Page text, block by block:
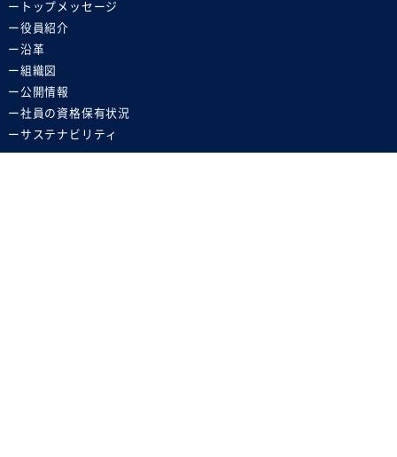
トップメッセージ
役員紹介
沿革
組織図
公開情報
社員の資格保有状況
サステナビリティ